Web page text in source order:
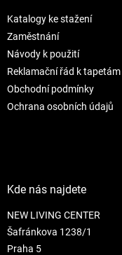
Katalogy ke stažení
Zaměstnání
Návody k použití
Reklamační řád k tapetám
Obchodní podmínky
Ochrana osobních údajů
Kde nás najdete
NEW LIVING CENTER
Šafránkova 1238/1
Praha 5